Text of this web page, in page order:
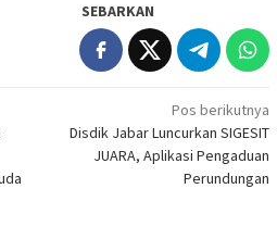
SEBARKAN
Pos berikutnya
Disdik Jabar Luncurkan SIGESIT
JUARA, Aplikasi Pengaduan
Perundungan